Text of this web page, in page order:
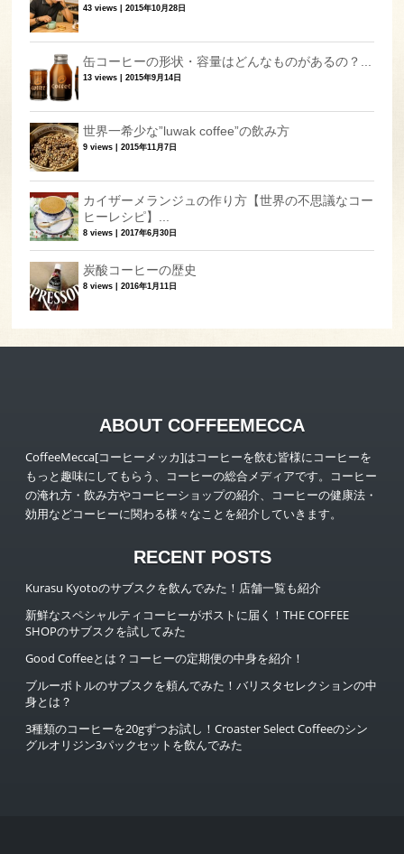
43 views |2015年10月28日
缶コーヒーの形状・容量はどんなものがあるの？...
13 views |2015年9月14日
世界一希少な”luwak coffee”の飲み方
9 views |2015年11月7日
カイザーメランジュの作り方【世界の不思議なコー
ヒーレシピ】...
8 views |2017年6月30日
炭酸コーヒーの歴史
8 views |2016年1月11日
ABOUT COFFEEMECCA
CoffeeMecca[コーヒーメッカ]はコーヒーを飲む皆様にコーヒーを
もっと趣味にしてもらう、コーヒーの総合メディアです。コーヒー
の淹れ方・飲み方やコーヒーショップの紹介、コーヒーの健康法・
効用などコーヒーに関わる様々なことを紹介していきます。
RECENT POSTS
Kurasu Kyotoのサブスクを飲んでみた！店舗一覧も紹介
新鮮なスペシャルティコーヒーがポストに届く！THE COFFEE
SHOPのサブスクを試してみた
Good Coffeeとは？コーヒーの定期便の中身を紹介！
ブルーボトルのサブスクを頼んでみた！バリスタセレクションの中
身とは？
3種類のコーヒーを20gずつお試し！Croaster Select Coffeeのシン
グルオリジン3パックセットを飲んでみた